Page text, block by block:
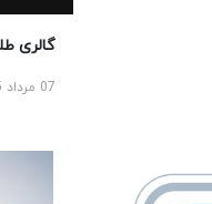
گالری طلا
07 مرداد 1405